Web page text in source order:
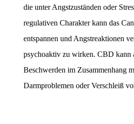
die unter Angstzuständen oder
regulativen Charakter kann das
entspannen und Angstreaktionen
psychoaktiv zu wirken. CBD kann
Beschwerden im Zusammenhang
Darmproblemen oder Verschleiß